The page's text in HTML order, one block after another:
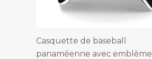
Casquette de baseball
panaméenne avec emblème